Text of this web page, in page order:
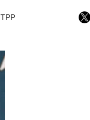
TPP